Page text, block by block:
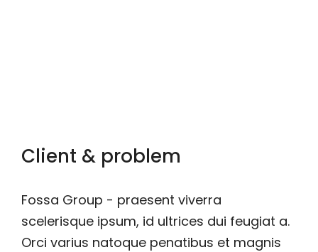
Client & problem
Fossa Group - praesent viverra
scelerisque ipsum, id ultrices dui feugiat a.
Orci varius natoque penatibus et magnis